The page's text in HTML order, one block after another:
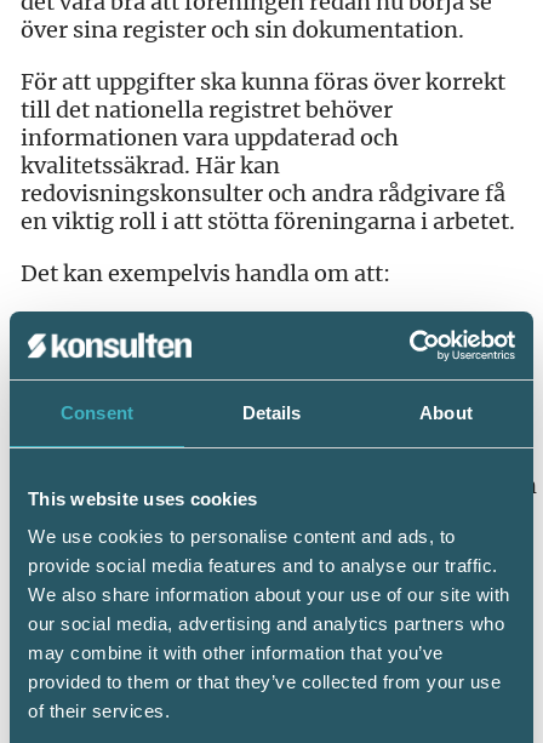
Consent Details About
This website uses cookies
We use cookies to personalise content and ads, to
provide social media features and to analyse our traffic.
We also share information about your use of our site with
our social media, advertising and analytics partners who
may combine it with other information that you’ve
provided to them or that they’ve collected from your use
of their services.
över sina register och sin dokumentation.
För att uppgifter ska kunna föras över korrekt
till det nationella registret behöver
informationen vara uppdaterad och
kvalitetssäkrad. Här kan
redovisningskonsulter och andra rådgivare få
en viktig roll i att stötta föreningarna i arbetet.
Det kan exempelvis handla om att:
säkerställa att lägenhetsförteckningar är
korrekta
gå igenom rutiner för pantsättningar och
identifiera eventuella brister i dokumentation
stötta styrelsen i övergången till nya
arbetssätt
Läs mer